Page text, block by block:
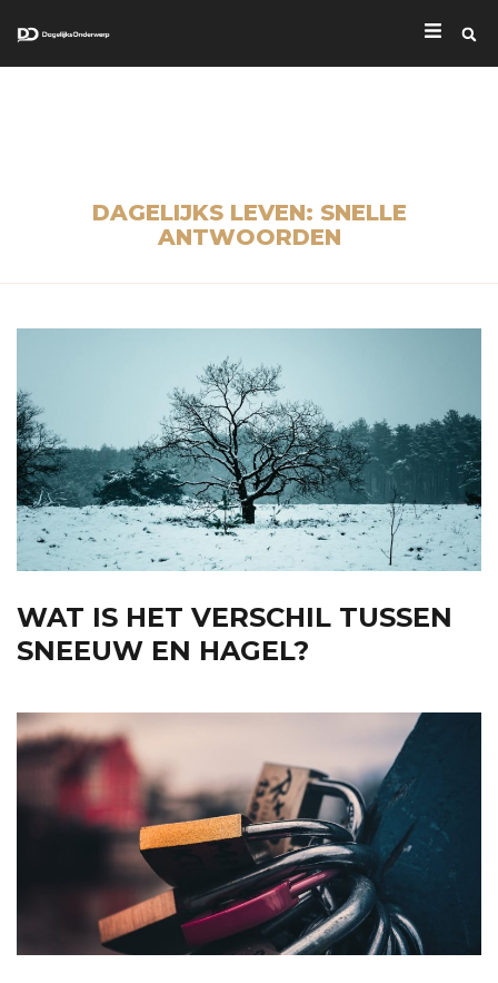
DAGELIJKS LEVEN: SNELLE
ANTWOORDEN
WAT IS HET VERSCHIL TUSSEN
SNEEUW EN HAGEL?